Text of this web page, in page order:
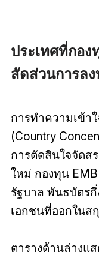
ประเทศที่กอ
สัดส่วนการล
การทำความเข้า
(Country
การตัดสินใจจัดส
ใหม่ กองทุน
รัฐบาล พันธบัตร
เอกชนที่ออกในส
ตารางด้านล่างแ